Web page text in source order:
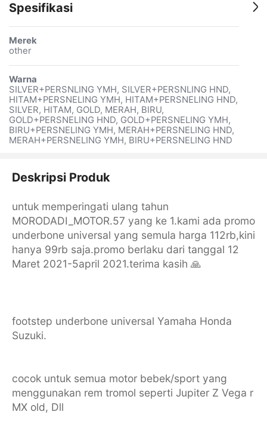
Spesifikasi
Merek
other
Warna
SILVER+PERSNLING YMH, SILVER+PERSNLING HND,
HITAM+PERSNELING YMH, HITAM+PERSNELING HND,
SILVER, HITAM, GOLD, MERAH, BIRU,
GOLD+PERSNELING HND, GOLD+PERSNELING YMH,
BIRU+PERSNELING YMH, MERAH+PERSNELING HND,
MERAH+PERSNELING YMH, BIRU+PERSNELING HND
Deskripsi Produk
untuk memperingati ulang tahun
MORODADI_MOTOR.57 yang ke 1.kami ada promo
underbone universal yang semula harga 112rb,kini
hanya 99rb saja.promo berlaku dari tanggal 12
Maret 2021-5april 2021.terima kasih 🙏
footstep underbone universal Yamaha Honda
Suzuki.
cocok untuk semua motor bebek/sport yang
menggunakan rem tromol seperti Jupiter Z Vega r
MX old, Dll